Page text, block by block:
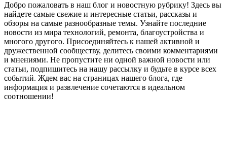
Добро пожаловать в наш блог и новостную рубрику! Здесь вы
найдете самые свежие и интересные статьи, рассказы и
обзоры на самые разнообразные темы. Узнайте последние
новости из мира технологий, ремонта, благоустройства и
многого другого. Присоединяйтесь к нашей активной и
дружественной сообществу, делитесь своими комментариями
и мнениями. Не пропустите ни одной важной новости или
статьи, подпишитесь на нашу рассылку и будьте в курсе всех
событий. Ждем вас на страницах нашего блога, где
информация и развлечение сочетаются в идеальном
соотношении!